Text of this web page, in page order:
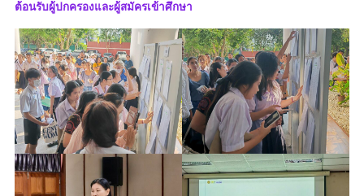
ต้อนรับผู้ปกครองและผู้สมัครเข้าศึกษา